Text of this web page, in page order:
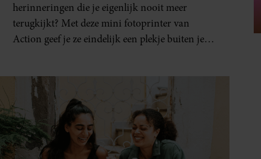
herinneringen die je eigenlijk nooit meer
terugkijkt? Met deze mini fotoprinter van
Action geef je ze eindelijk een plekje buiten je